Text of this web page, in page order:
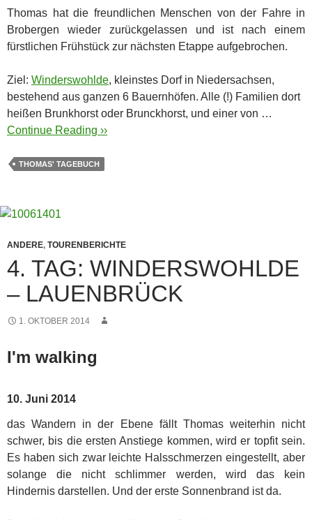
Thomas hat die freundlichen Menschen von der Fahre in
Brobergen wieder zurückgelassen und ist nach einem
fürstlichen Frühstück zur nächsten Etappe aufgebrochen.
Ziel: Winderswohlde, kleinstes Dorf in Niedersachsen,
bestehend aus ganzen 6 Bauernhöfen. Alle (!) Familien dort
heißen Brunkhorst oder Brunckhorst, und einer von …
Continue Reading ››
THOMAS' TAGEBUCH
ANDERE, TOURENBERICHTE
4. TAG: WINDERSWOHLDE
– LAUENBRÜCK
1. OKTOBER 2014
I'm walking
10. Juni 2014
das Wandern in der Ebene fällt Thomas weiterhin nicht
schwer, bis die ersten Anstiege kommen, wird er topfit sein.
Es haben sich zwar leichte Halsschmerzen eingestellt, aber
solange die nicht schlimmer werden, wird das kein
Hindernis darstellen. Und der erste Sonnenbrand ist da.